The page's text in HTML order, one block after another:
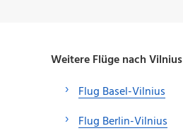
Weitere Flüge nach Vilnius
Flug Basel-Vilnius
Flug Berlin-Vilnius